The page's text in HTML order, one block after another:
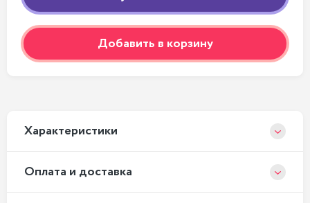
Добавить в корзину
Xарактеристики
Оплата и доставка